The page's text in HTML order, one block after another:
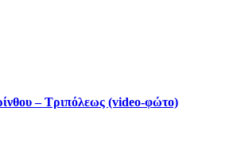
– Τριπόλεως (video-φώτο)